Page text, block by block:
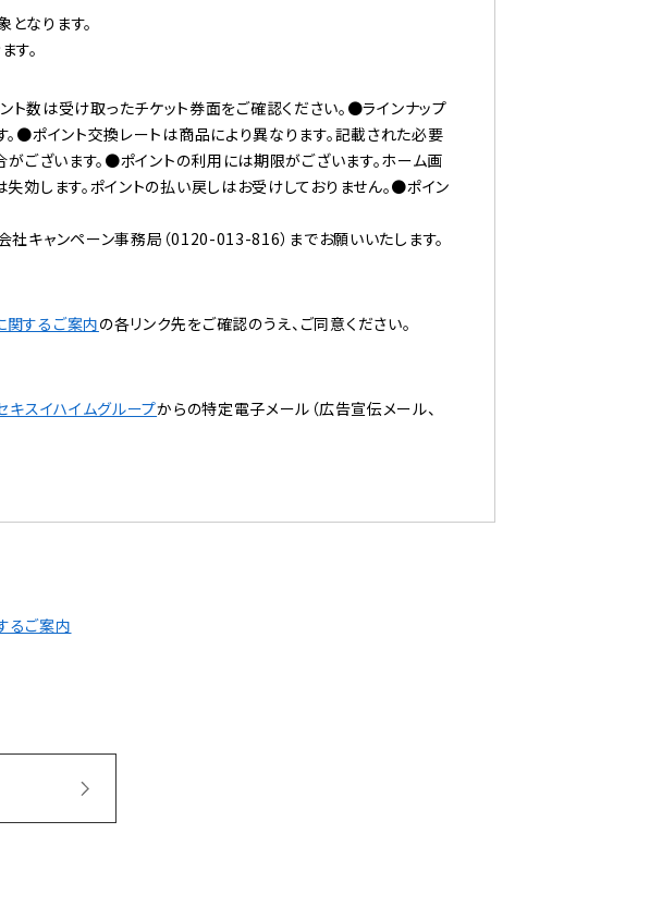
なります。
す。
数は受け取ったチケット券面をご確認ください。●ラインナップ
●ポイント交換レートは商品により異なります。記載された必要
ございます。●ポイントの利用には期限がございます。ホーム画
します。ポイントの払い戻しはお受けしておりません。●ポイン
キャンペーン事務局（0120-013-816）までお願いいたします。
するご案内の各リンク先をご確認のうえ、ご同意ください。
キスイハイムグループからの特定電子メール（広告宣伝メール、
るご案内